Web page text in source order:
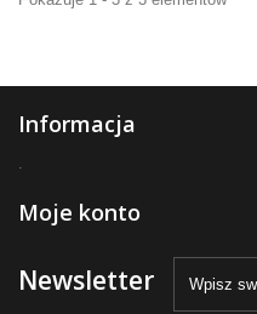
Informacja
.
Moje konto
Newsletter